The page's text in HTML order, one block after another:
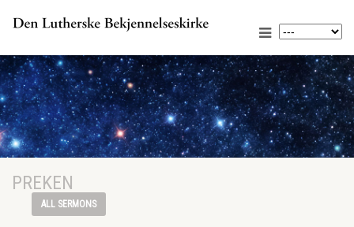
PREKEN
ALL SERMONS